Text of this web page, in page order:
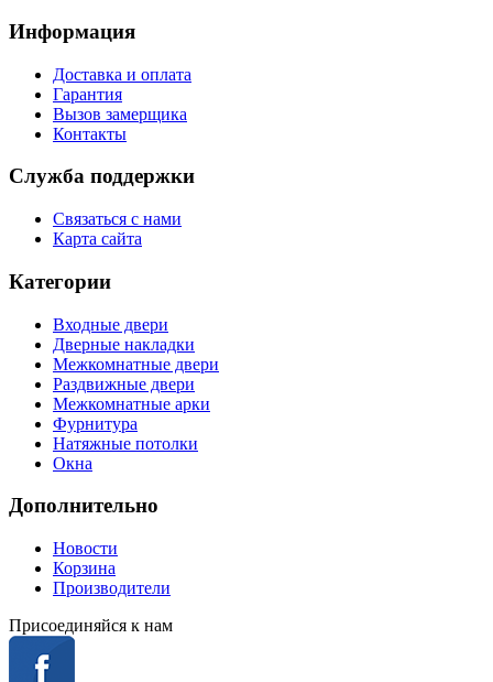
Информация
Доставка и оплата
Гарантия
Вызов замерщика
Контакты
Служба поддержки
Связаться с нами
Карта сайта
Категории
Входные двери
Дверные накладки
Межкомнатные двери
Раздвижные двери
Межкомнатные арки
Фурнитура
Натяжные потолки
Окна
Дополнительно
Новости
Корзина
Производители
Присоединяйся к нам